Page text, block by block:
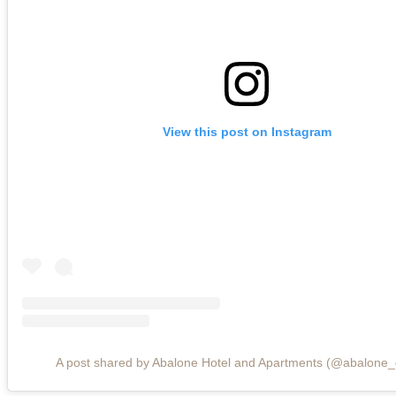
View this post on Instagram
A post shared by Abalone Hotel and Apartments